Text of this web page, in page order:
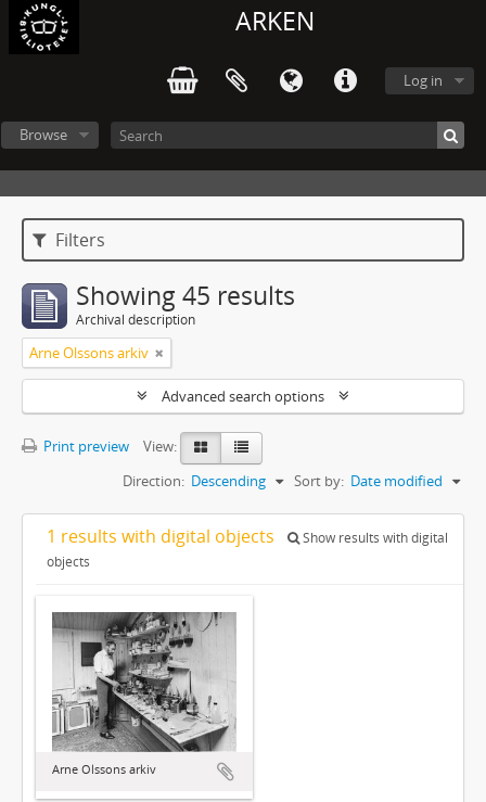
ARKEN
Log in
Browse
Filters
Showing 45 results
Archival description
Arne Olssons arkiv
Advanced search options
Print preview
View:
Sort by: Date modified
Direction: Descending
1 results with digital objects
Show results with digital
objects
Arne Olssons arkiv